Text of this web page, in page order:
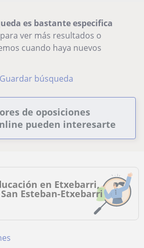
es bastante especifica
ver más resultados o
cuando haya nuevos
Guardar búsqueda
de oposiciones
pueden interesarte
en Etxebarri,
Esteban-Etxebarri